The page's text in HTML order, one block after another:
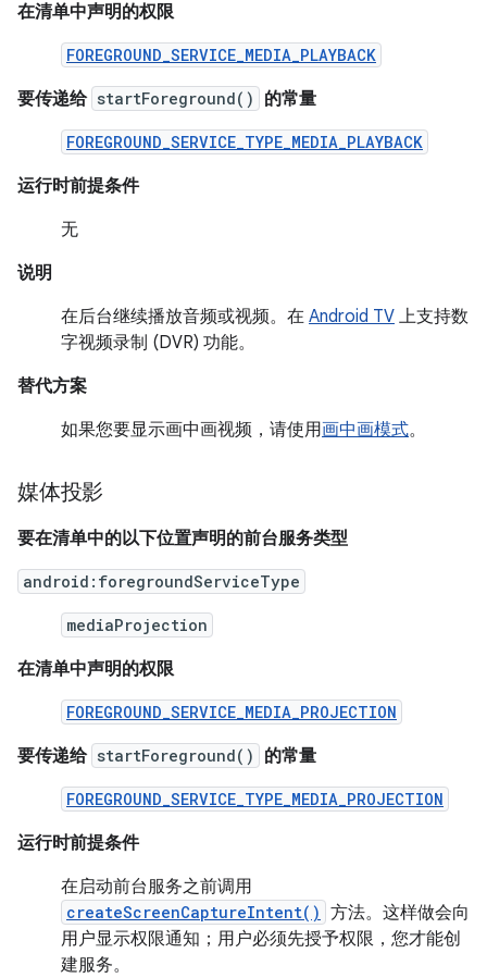
在清单中声明的权限
FOREGROUND_SERVICE_MEDIA_PLAYBACK
要传递给 startForeground() 的常量
FOREGROUND_SERVICE_TYPE_MEDIA_PLAYBACK
运行时前提条件
无
说明
在后台继续播放音频或视频。在 Android TV 上支持数
字视频录制 (DVR) 功能。
替代方案
如果您要显示画中画视频，请使用画中画模式。
媒体投影
要在清单中的以下位置声明的前台服务类型
android:foregroundServiceType
mediaProjection
在清单中声明的权限
FOREGROUND_SERVICE_MEDIA_PROJECTION
要传递给 startForeground() 的常量
FOREGROUND_SERVICE_TYPE_MEDIA_PROJECTION
运行时前提条件
在启动前台服务之前调用
createScreenCaptureIntent() 方法。这样做会向
用户显示权限通知；用户必须先授予权限，您才能创
建服务。